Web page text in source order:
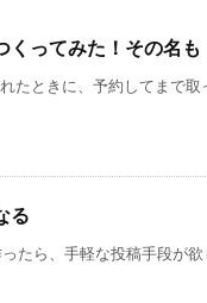
くってみた！その名も
たときに、予約してまで
る
たら、手軽な投稿手段が